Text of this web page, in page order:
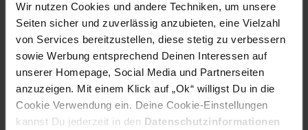
Wir nutzen Cookies und andere Techniken, um unsere
Seiten sicher und zuverlässig anzubieten, eine Vielzahl
von Services bereitzustellen, diese stetig zu verbessern
sowie Werbung entsprechend Deinen Interessen auf
unserer Homepage, Social Media und Partnerseiten
anzuzeigen. Mit einem Klick auf „Ok“ willigst Du in die
Cookie Verwendung ein. Deine Cookie-Einstellungen
kannst Du jederzeit in den Datenschutzinformationen
Artikelnummer: 2275158000
EAN: 4251312970482
Artikel gehört zur Kategorie:Gartendeko
Versandinformationen